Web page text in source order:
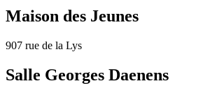
Maison des Jeunes
907 rue de la Lys
Salle Georges Daenens